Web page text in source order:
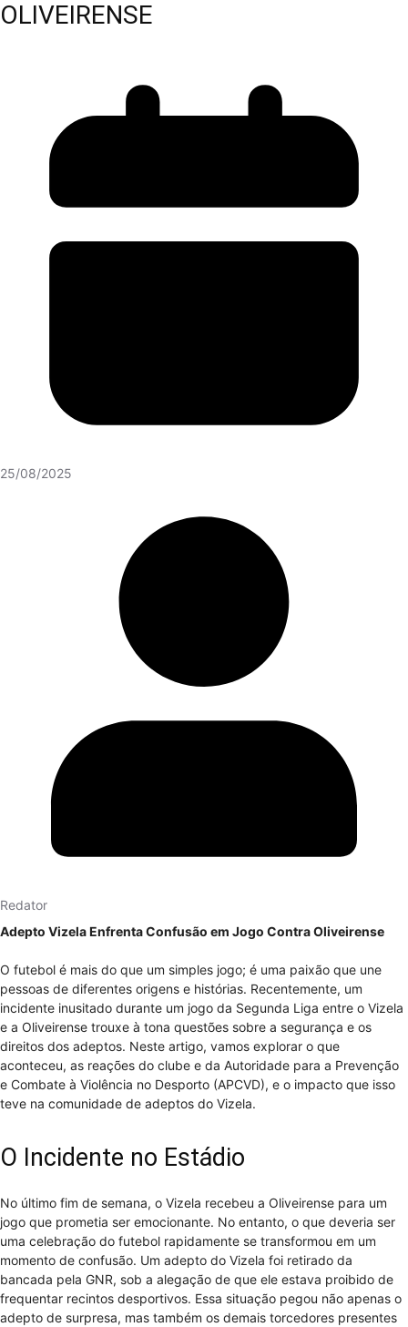
OLIVEIRENSE
25/08/2025
Redator
Adepto Vizela Enfrenta Confusão em Jogo Contra Oliveirense
O futebol é mais do que um simples jogo; é uma paixão que une
pessoas de diferentes origens e histórias. Recentemente, um
incidente inusitado durante um jogo da Segunda Liga entre o Vizela
e a Oliveirense trouxe à tona questões sobre a segurança e os
direitos dos adeptos. Neste artigo, vamos explorar o que
aconteceu, as reações do clube e da Autoridade para a Prevenção
e Combate à Violência no Desporto (APCVD), e o impacto que isso
teve na comunidade de adeptos do Vizela.
O Incidente no Estádio
No último fim de semana, o Vizela recebeu a Oliveirense para um
jogo que prometia ser emocionante. No entanto, o que deveria ser
uma celebração do futebol rapidamente se transformou em um
momento de confusão. Um adepto do Vizela foi retirado da
bancada pela GNR, sob a alegação de que ele estava proibido de
frequentar recintos desportivos. Essa situação pegou não apenas o
adepto de surpresa, mas também os demais torcedores presentes